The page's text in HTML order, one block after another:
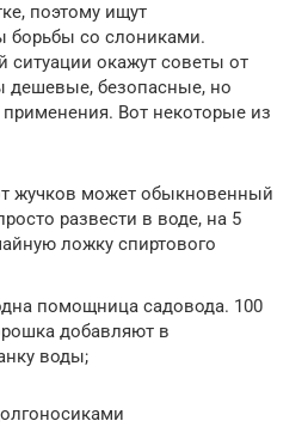
поэтому ищут
борьбы со слониками.
окажут советы от
дешевые, безопасные, но
Вот некоторые из
жучков может обыкновенный
развести в воде, на 5
ложку спиртового
помощница садовода. 100
добавляют в
воды;